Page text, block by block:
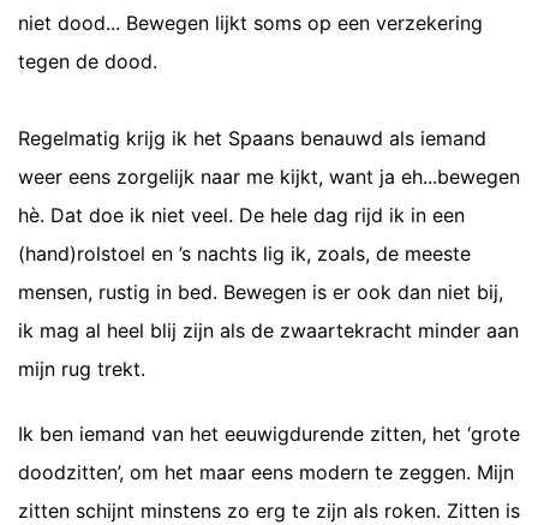
niet dood... Bewegen lijkt soms op een verzekering
tegen de dood.
Regelmatig krijg ik het Spaans benauwd als iemand
weer eens zorgelijk naar me kijkt, want ja eh...bewegen
hè. Dat doe ik niet veel. De hele dag rijd ik in een
(hand)rolstoel en ’s nachts lig ik, zoals, de meeste
mensen, rustig in bed. Bewegen is er ook dan niet bij,
ik mag al heel blij zijn als de zwaartekracht minder aan
mijn rug trekt.
Ik ben iemand van het eeuwigdurende zitten, het ‘grote
doodzitten’, om het maar eens modern te zeggen. Mijn
zitten schijnt minstens zo erg te zijn als roken. Zitten is